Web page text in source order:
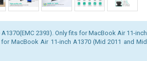
2393). Only fits for MacBook Air 11-inch
MacBook Air 11-inch A1370 (Mid 2011 and Mid